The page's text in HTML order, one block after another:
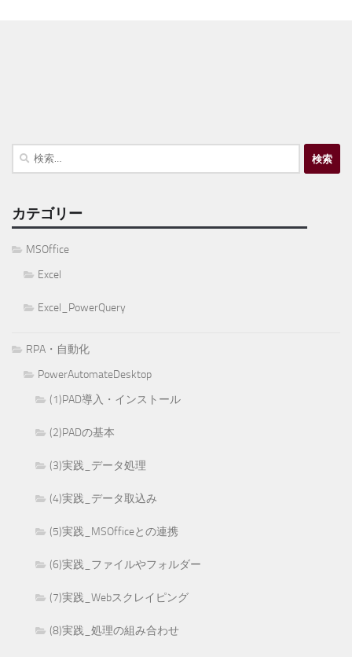
検
カテゴリー
MSOffice
Excel
Excel_PowerQuery
RPA・自動化
PowerAutomateDesktop
(1)PAD導入・インストール
(2)PADの基本
(3)実践_データ処理
(4)実践_データ取込み
(5)実践_MSOfficeとの連携
(6)実践_ファイルやフォルダー
(7)実践_Webスクレイピング
(8)実践_処理の組み合わせ